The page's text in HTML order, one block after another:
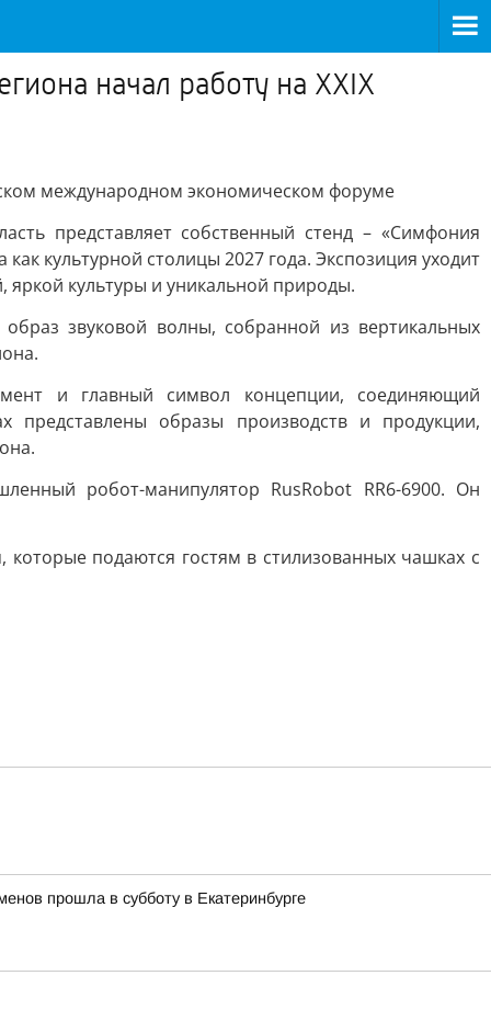
начал работу на XXIX
международном экономическом форуме
представляет собственный стенд – «Симфония
культурной столицы 2027 года. Экспозиция уходит
культуры и уникальной природы.
звуковой волны, собранной из вертикальных
и главный символ концепции, соединяющий
представлены образы производств и продукции,
робот-манипулятор RusRobot RR6-6900. Он
подаются гостям в стилизованных чашках с
прошла в субботу в Екатеринбурге